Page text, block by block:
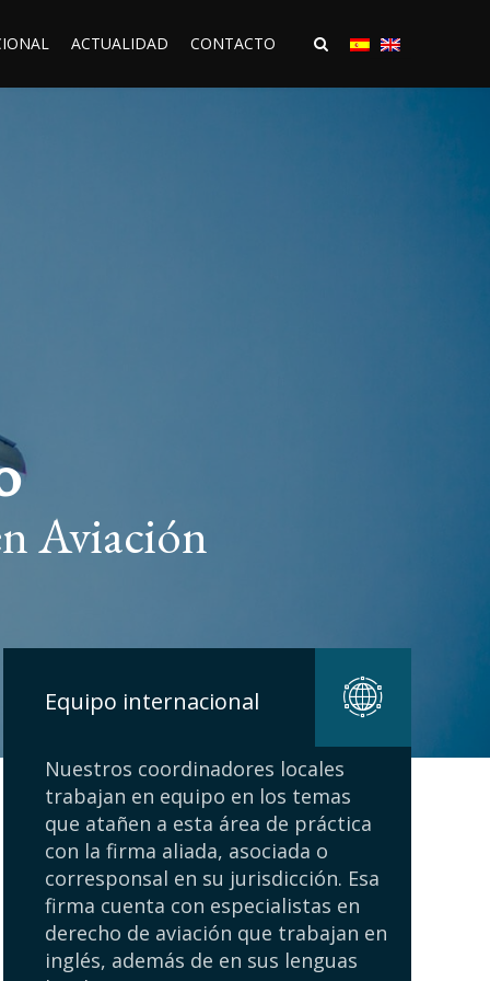
ACTUALIDAD CONTACTO
Aviación
Equipo internacional
Nuestros coordinadores locales
trabajan en equipo en los temas
que atañen a esta área de práctica
con la firma aliada, asociada o
corresponsal en su jurisdicción. Esa
firma cuenta con especialistas en
derecho de aviación que trabajan en
inglés, además de en sus lenguas